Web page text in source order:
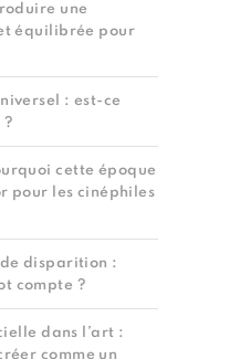
une
équilibrée pour
: est-ce
?
cette époque
pour les cinéphiles
de disparition :
compte ?
dans l’art :
comme un